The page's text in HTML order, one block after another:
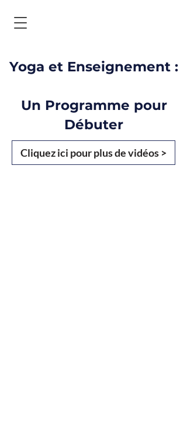
Yoga et Enseignement :
Un Programme pour
Débuter
Cliquez ici pour plus de vidéos >